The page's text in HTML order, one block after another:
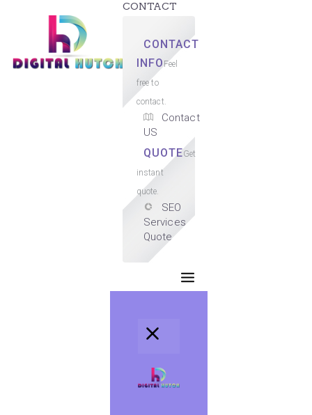
CONTACT
CONTACT
INFOFeel
free to
contact.
Contact
US
QUOTEGet
instant
quote.
SEO
Services
Quote